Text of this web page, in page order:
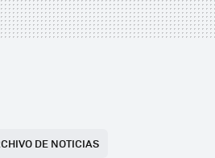
DE NOTICIAS